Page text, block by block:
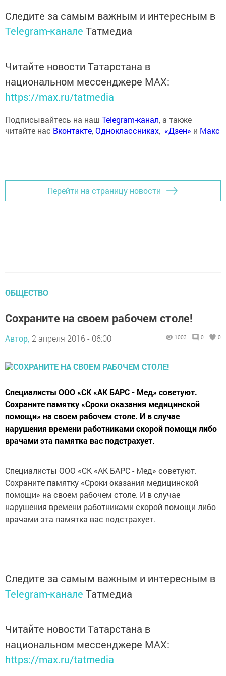
Следите за самым важным и интересным в
Telegram-канале Татмедиа
Читайте новости Татарстана в
национальном мессенджере MАХ:
https://max.ru/tatmedia
Подписывайтесь на наш Telegram-канал, а также
читайте нас Вконтакте,Одноклассниках, «Дзен» и Макс
Перейти на страницу новости
ОБЩЕСТВО
Сохраните на своем рабочем столе!
Автор, 2 апреля 2016 - 06:00 1003 0 0
Специалисты ООО «СК «АК БАРС - Мед» советуют.
Сохраните памятку «Сроки оказания медицинской
помощи» на своем рабочем столе. И в случае
нарушения времени работниками скорой помощи либо
врачами эта памятка вас подстрахует.
Специалисты ООО «СК «АК БАРС - Мед» советуют.
Сохраните памятку «Сроки оказания медицинской
помощи» на своем рабочем столе. И в случае
нарушения времени работниками скорой помощи либо
врачами эта памятка вас подстрахует.
Следите за самым важным и интересным в
Telegram-канале Татмедиа
Читайте новости Татарстана в
национальном мессенджере MАХ:
https://max.ru/tatmedia